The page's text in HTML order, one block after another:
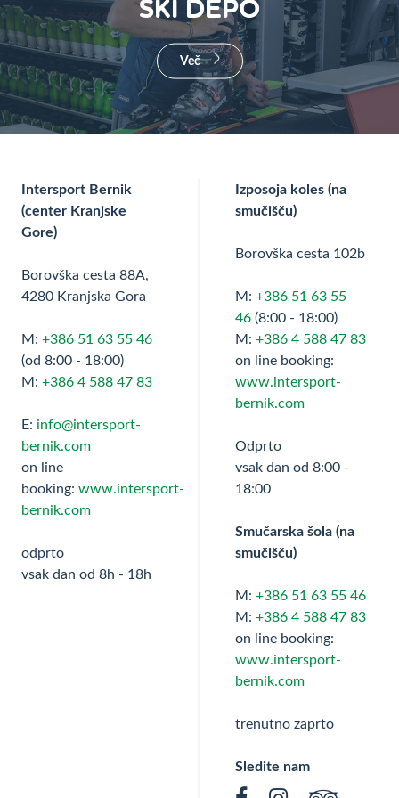
SKI DEPO
Več
Intersport Bernik
(center Kranjske
Gore)
Borovška cesta 88A,
4280 Kranjska Gora
M: +386 51 63 55 46
(od 8:00 - 18:00)
M: +386 4 588 47 83
E: info@intersport-
bernik.com
on line
booking: www.intersport-
bernik.com
odprto
vsak dan od 8h - 18h
Izposoja koles (na
smučišču)
Borovška cesta 102b
M: +386 51 63 55
46(8:00 - 18:00)
M: +386 4 588 47 83
on line booking:
www.intersport-
bernik.com
Odprto
vsak dan od 8:00 -
18:00
Smučarska šola (na
smučišču)
M: +386 51 63 55 46
M: +386 4 588 47 83
on line booking:
www.intersport-
bernik.com
trenutno zaprto
Sledite nam